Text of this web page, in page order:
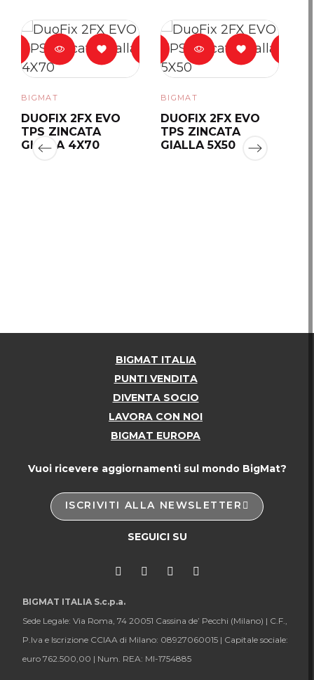
Ean13 8011473367523
BIGMAT
DUOFIX 2FX EVO
TPS ZINCATA
GIALLA 4X70
BIGMAT
DUOFIX 2FX EVO
TPS ZINCATA
GIALLA 5X50
BIGMAT ITALIA
PUNTI VENDITA
DIVENTA SOCIO
LAVORA CON NOI
BIGMAT EUROPA
Vuoi ricevere aggiornamenti sul mondo BigMat?
ISCRIVITI ALLA NEWSLETTER
SEGUICI SU
BIGMAT ITALIA S.c.p.a.
Sede Legale: Via Roma, 74 20051 Cassina de’ Pecchi (Milano) | C.F.,
P.Iva e Iscrizione CCIAA di Milano: 08927060015 | Capitale sociale:
euro 762.500,00 | Num. REA: MI-1754885